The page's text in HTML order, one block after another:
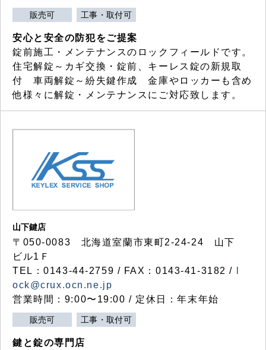
販売可 工事・取付可
安心と安全の防犯をご提案
錠前施工・メンテナンスのロックフィールドです。
住宅解錠～カギ交換・錠前、キーレス錠の新規取
付 車両解錠～紛失鍵作成 金庫やロッカーも含め
他様々に解錠・メンテナンスにご対応致します。
山下鍵店
〒050-0083 北海道室蘭市東町2-24-24 山下
ビル1Ｆ
TEL：0143-44-2759 / FAX：0143-41-3182 /
ock@crux.ocn.ne.jp
営業時間：9:00〜19:00 / 定休日：年末年始
販売可 工事・取付可
鍵と錠の専門店